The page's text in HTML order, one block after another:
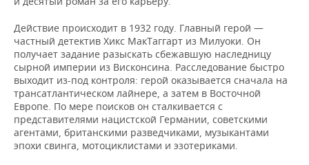
КИБЕРСПОРТ
ФИГУРНОЕ КАТАНИЕ
ВОДНЫЕ ВИДЫ СПОРТА
ХОККЕЙ С МЯЧОМ
КУЛЬТУРА
МЕДИЦИНА
ОБРАЗОВАНИЕ
ПРОИСШЕСТВИЯ
СПИСОК КОМПАНИЙ
Действие происходит в 1932 году. Главный герой —
частный детектив Хикс МакТаггарт из Милуоки. Он
получает задание разыскать сбежавшую наследницу
сырной империи из Висконсина. Расследование быстро
выходит из-под контроля: герой оказывается сначала на
трансатлантическом лайнере, а затем в Восточной
Европе. По мере поисков он сталкивается с
представителями нацистской Германии, советскими
агентами, британскими разведчиками, музыкантами
эпохи свинга, мотоциклистами и эзотериками.